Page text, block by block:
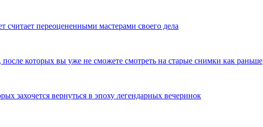
считает переоцененными мастерами своего дела
которых вы уже не сможете смотреть на старые снимки как раньше
захочется вернуться в эпоху легендарных вечеринок